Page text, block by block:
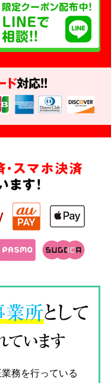
ド対応!!
スマホ決済
ます!
業所として
ています
務を行っている